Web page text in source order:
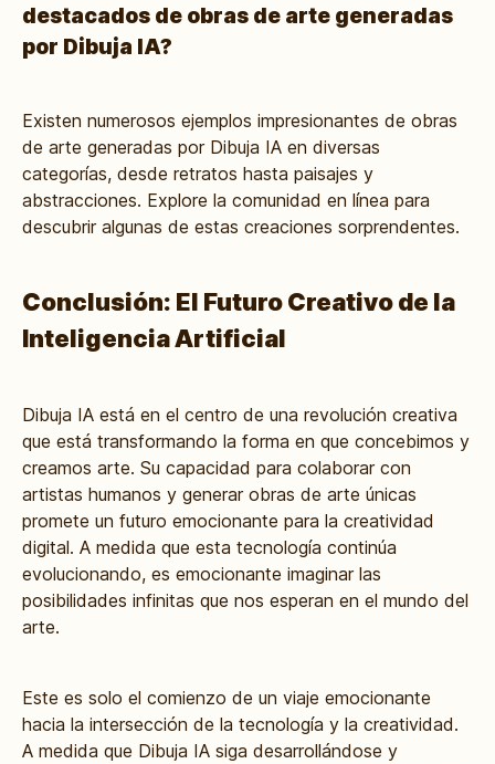
destacados de obras de arte generadas
por Dibuja IA?
Existen numerosos ejemplos impresionantes de obras
de arte generadas por Dibuja IA en diversas
categorías, desde retratos hasta paisajes y
abstracciones. Explore la comunidad en línea para
descubrir algunas de estas creaciones sorprendentes.
Conclusión: El Futuro Creativo de la
Inteligencia Artificial
Dibuja IA está en el centro de una revolución creativa
que está transformando la forma en que concebimos y
creamos arte. Su capacidad para colaborar con
artistas humanos y generar obras de arte únicas
promete un futuro emocionante para la creatividad
digital. A medida que esta tecnología continúa
evolucionando, es emocionante imaginar las
posibilidades infinitas que nos esperan en el mundo del
arte.
Este es solo el comienzo de un viaje emocionante
hacia la intersección de la tecnología y la creatividad.
A medida que Dibuja IA siga desarrollándose y